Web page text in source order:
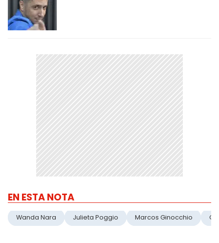
EN ESTA NOTA
Wanda Nara Julieta Poggio Marcos Ginocchio